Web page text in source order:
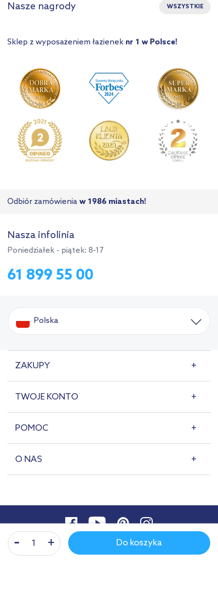
Do koszyka
Nasze nagrody WSZYSTKIE
Sklep z wyposażeniem łazienek nr 1 w Polsce!
Odbiór zamówienia w 1986 miastach!
Nasza infolinia
Poniedziałek - piątek: 8-17
61 899 55 00
Polska
ZAKUPY
TWOJE KONTO
POMOC
O NAS